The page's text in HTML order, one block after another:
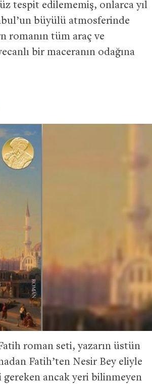
tespit edilememiş, onlarca yıl
büyülü atmosferinde
romanın tüm araç ve
bir maceranın odağına
roman seti, yazarın üstün
Fatih’ten Nesir Bey eliyle
gereken ancak yeri bilinmeyen